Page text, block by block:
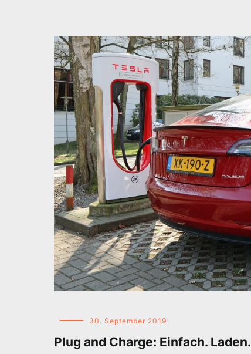
30. September 2019
Plug and Charge: Einfach. Laden.